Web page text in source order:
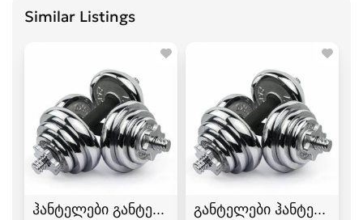
Similar Listings
ჰანტელები განტელი განტელები ჰანტელები